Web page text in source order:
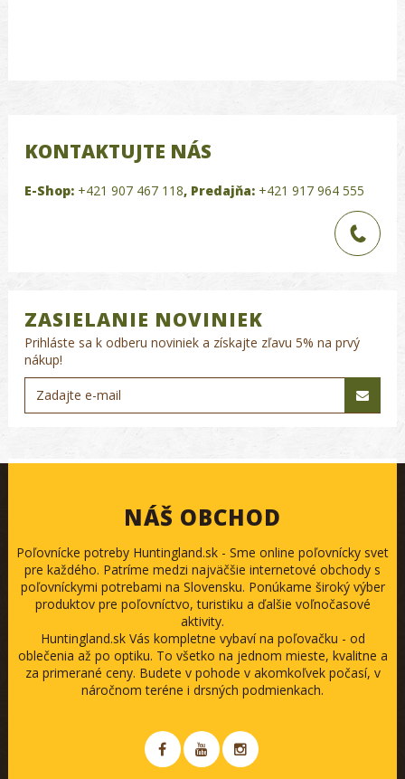
KONTAKTUJTE NÁS
E-Shop: +421 907 467 118, Predajňa: +421 917 964 555
ZASIELANIE NOVINIEK
Prihláste sa k odberu noviniek a získajte zľavu 5% na prvý
nákup!
NÁŠ OBCHOD
Poľovnícke potreby Huntingland.sk - Sme online poľovnícky svet
pre každého. Patríme medzi najväčšie internetové obchody s
poľovníckymi potrebami na Slovensku. Ponúkame široký výber
produktov pre poľovníctvo, turistiku a ďalšie voľnočasové
aktivity.
Huntingland.sk Vás kompletne vybaví na poľovačku - od
oblečenia až po optiku. To všetko na jednom mieste, kvalitne a
za primerané ceny. Budete v pohode v akomkoľvek počasí, v
náročnom teréne i drsných podmienkach.